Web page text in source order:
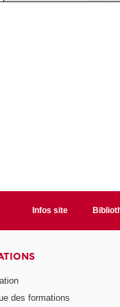
Infos site
des formations